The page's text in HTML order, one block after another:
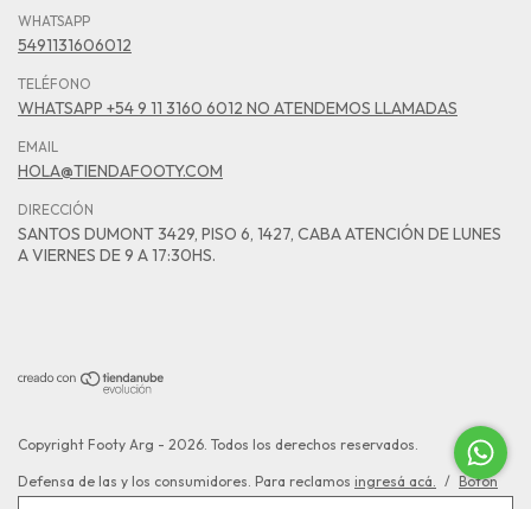
WHATSAPP
5491131606012
TELÉFONO
WHATSAPP +54 9 11 3160 6012 NO ATENDEMOS LLAMADAS
EMAIL
HOLA@TIENDAFOOTY.COM
DIRECCIÓN
SANTOS DUMONT 3429, PISO 6, 1427, CABA ATENCIÓN DE LUNES
A VIERNES DE 9 A 17:30HS.
Copyright Footy Arg - 2026. Todos los derechos reservados.
Defensa de las y los consumidores. Para reclamos ingresá acá. / Botón
de arrepentimiento